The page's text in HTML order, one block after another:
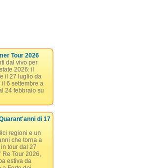
Tour 2026
dal vivo per
2026: il
il 27 luglio da
6 settembre a
24 febbraio su
di 17
regioni e un
che torna a
tour dal 27
Tour 2026,
estiva da